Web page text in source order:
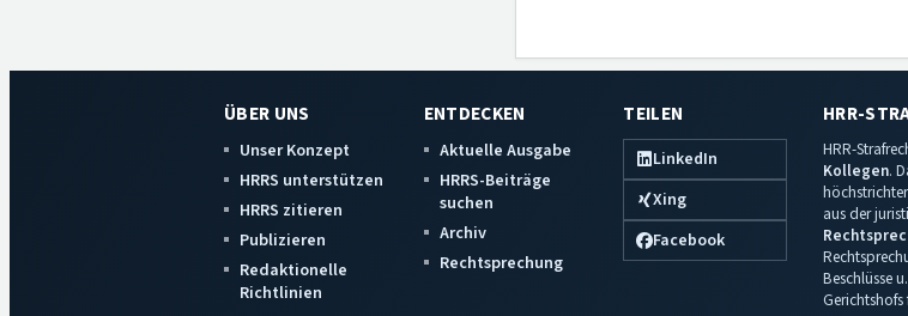
ÜBER UNS
Unser Konzept
HRRS unterstützen
HRRS zitieren
Publizieren
Redaktionelle
Richtlinien
ENTDECKEN
Aktuelle Ausgabe
HRRS-Beiträge
suchen
Archiv
Rechtsprechung
TEILEN
LinkedIn
Xing
Facebook
HRR-
HRR-
Kollegen.
aus der
Beschlüsse
Gerichtshofs